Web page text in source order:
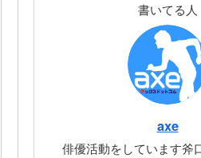
書いてる人
axe
俳優活動をしています斧